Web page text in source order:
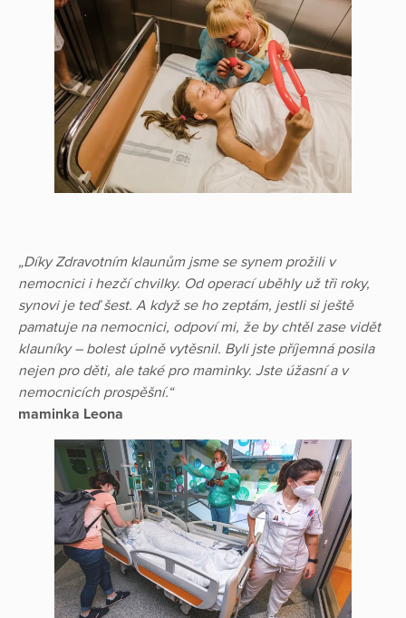
„Díky Zdravotním klaunům jsme se synem prožili v
nemocnici i hezčí chvilky. Od operací uběhly už tři roky,
synovi je teď šest. A když se ho zeptám, jestli si ještě
pamatuje na nemocnici, odpoví mi, že by chtěl zase vidět
klauníky – bolest úplně vytěsnil. Byli jste příjemná posila
nejen pro děti, ale také pro maminky. Jste úžasní a v
nemocnicích prospěšní.“
maminka Leona